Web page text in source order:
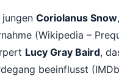
Coriolanus Snow
(Wikipedia –
Lucy Gray Baird,
beeinflusst